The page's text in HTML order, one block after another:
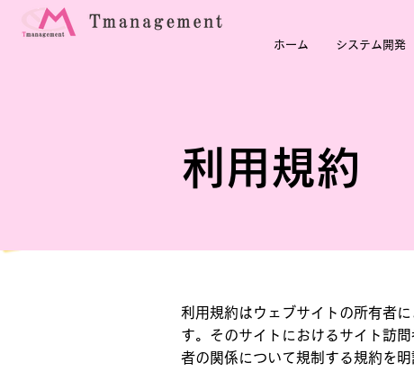
ホーム システム開発
利用規約
利用規約はウェブサイトの所有者
す。そのサイトにおけるサイト訪
者の関係について規制する規約を明